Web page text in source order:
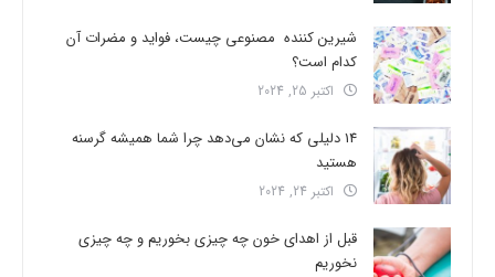
شیرین کننده مصنوعی چیست، فواید و مضرات آن
کدام است؟
اکتبر 25, 2024
14 دلیلی که نشان می‌دهد چرا شما همیشه گرسنه
هستید
اکتبر 24, 2024
قبل از اهدای خون چه چیزی بخوریم و چه چیزی
نخوریم